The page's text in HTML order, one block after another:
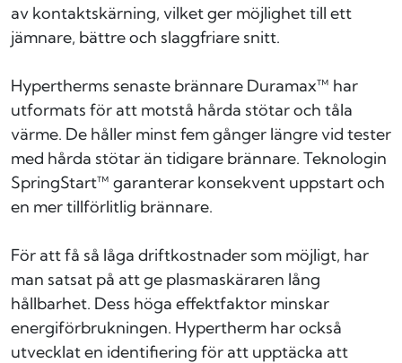
av kontaktskärning, vilket ger möjlighet till ett
jämnare, bättre och slaggfriare snitt.
Hypertherms senaste brännare Duramax™ har
utformats för att motstå hårda stötar och tåla
värme. De håller minst fem gånger längre vid tester
med hårda stötar än tidigare brännare. Teknologin
SpringStart™ garanterar konsekvent uppstart och
en mer tillförlitlig brännare.
För att få så låga driftkostnader som möjligt, har
man satsat på att ge plasmaskäraren lång
hållbarhet. Dess höga effektfaktor minskar
energiförbrukningen. Hypertherm har också
utvecklat en identifiering för att upptäcka att